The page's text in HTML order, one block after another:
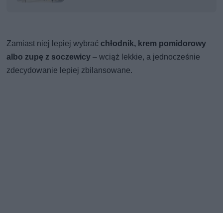
Zamiast niej lepiej wybrać chłodnik, krem pomidorowy
albo zupę z soczewicy – wciąż lekkie, a jednocześnie
zdecydowanie lepiej zbilansowane.